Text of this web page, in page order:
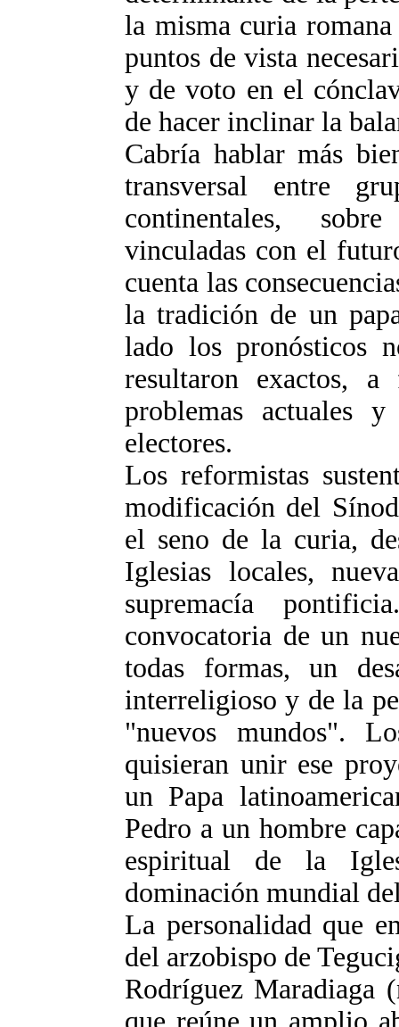
la misma curia
puntos de vista
y de voto en el
de hacer inclinar la
Cabría hablar más
transversal entre
continentales,
vinculadas con el
cuenta las
la tradición de un
lado los pronósticos
resultaron exactos,
problemas actuales
electores.
Los reformistas
modificación del
el seno de la curia,
Iglesias locales,
supremacía
convocatoria de un
todas formas, un
interreligioso y de la
"nuevos mundos".
quisieran unir ese
un Papa
Pedro a un hombre
espiritual de la
dominación mundial
La personalidad que
del arzobispo de
Rodríguez Maradiaga